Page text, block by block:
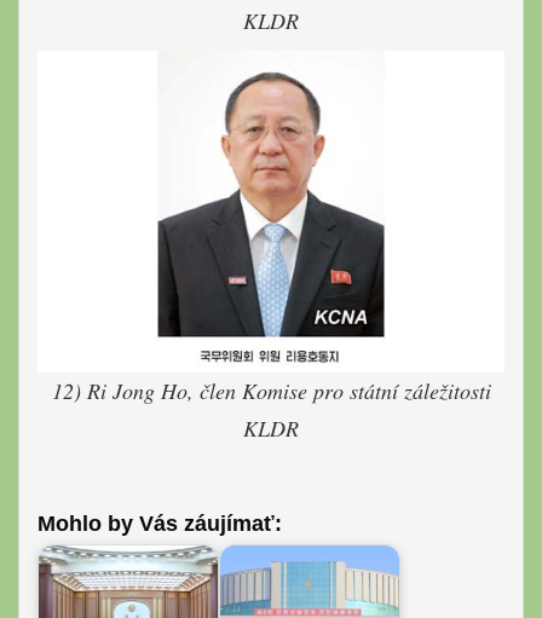
KLDR
12) Ri Jong Ho, člen Komise pro státní záležitosti
KLDR
Mohlo by Vás záujímať: